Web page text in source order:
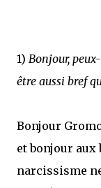
1) Bonjour,
être aussi bref
Bonjour
et bonjour aux
narcissisme